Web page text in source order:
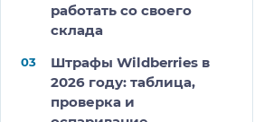
работать со своего
склада
Штрафы Wildberries в
2026 году: таблица,
проверка и